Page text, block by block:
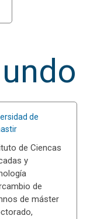
de
de Ciencas
y
de
de máster